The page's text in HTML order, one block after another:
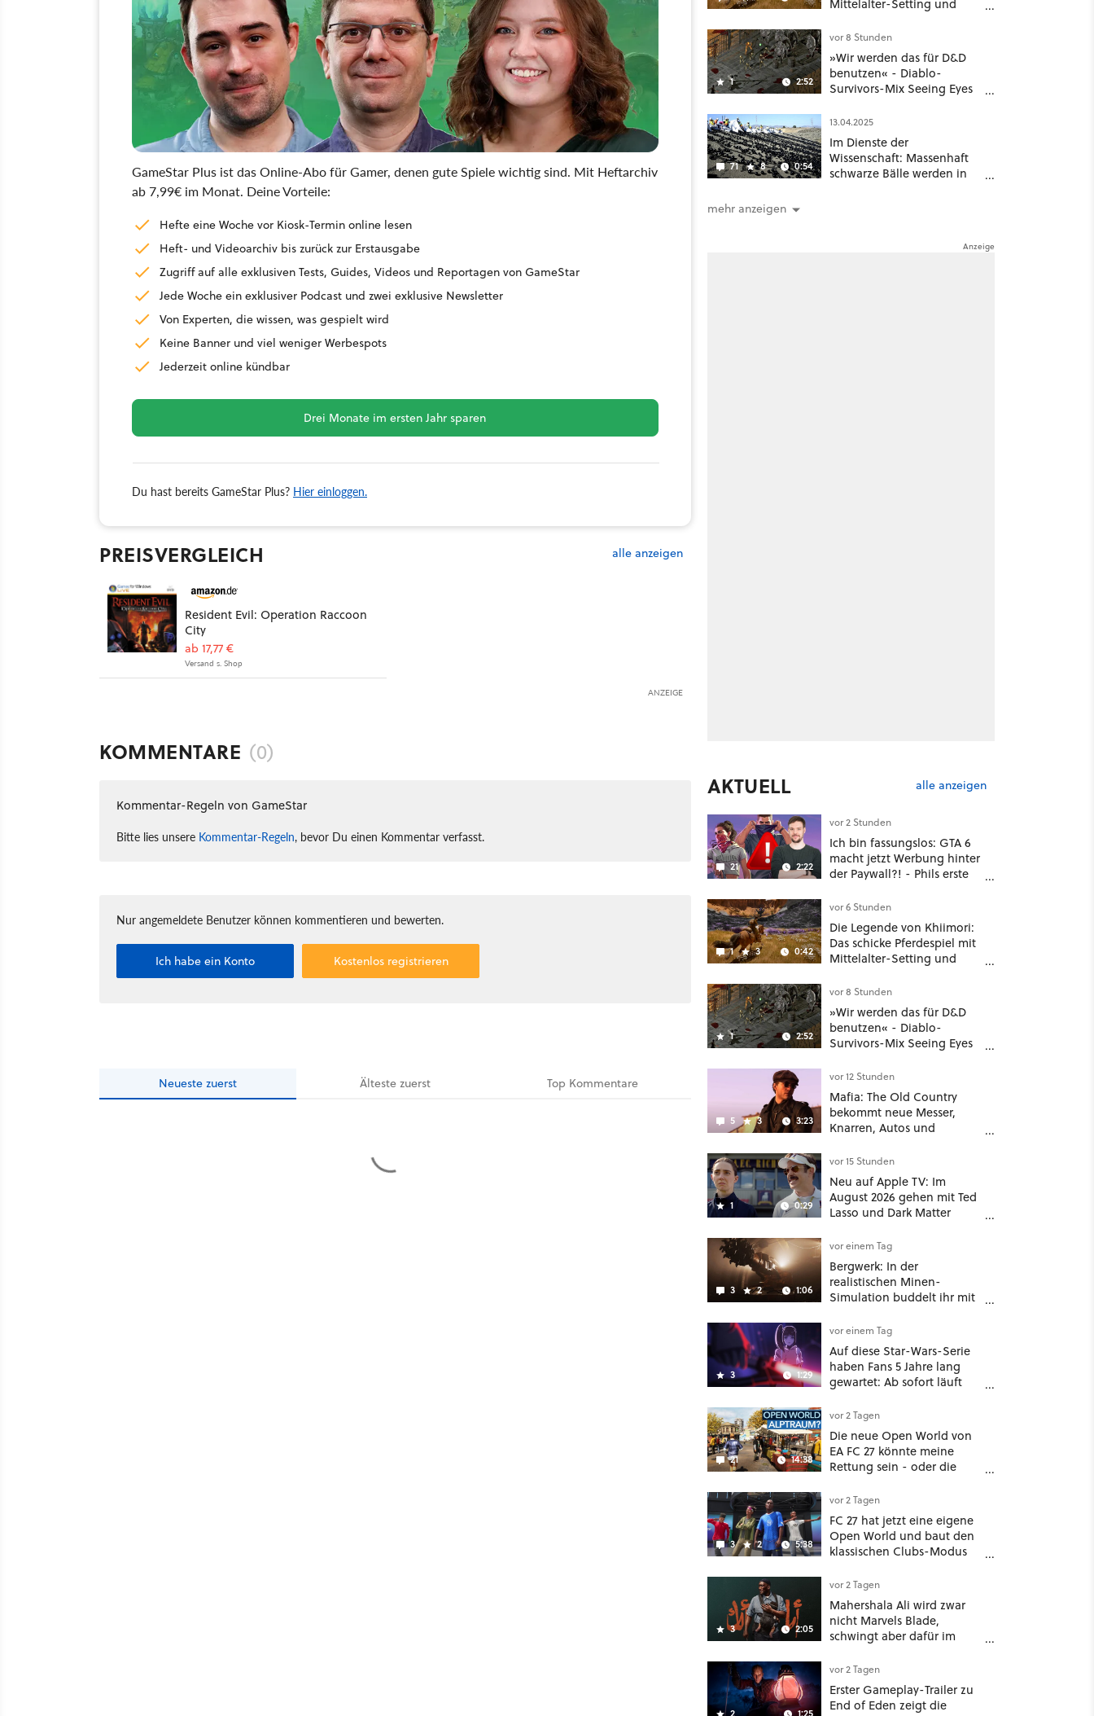
GameStar Plus ist das Online-Abo für Gamer, denen gute Spiele wichtig sind. Mit Heftarchiv
ab 7,99€ im Monat. Deine Vorteile:
Hefte eine Woche vor Kiosk-Termin online lesen
Heft- und Videoarchiv bis zurück zur Erstausgabe
Zugriff auf alle exklusiven Tests, Guides, Videos und Reportagen von GameStar
Jede Woche ein exklusiver Podcast und zwei exklusive Newsletter
Von Experten, die wissen, was gespielt wird
Keine Banner und viel weniger Werbespots
Jederzeit online kündbar
Drei Monate im ersten Jahr sparen
Du hast bereits GameStar Plus? Hier einloggen.
PREISVERGLEICH alle anzeigen
Resident Evil: Operation Raccoon
City
ab 17,77 €
Versand s. Shop
ANZEIGE
KOMMENTARE (0)
Kommentar-Regeln von GameStar
Bitte lies unsere Kommentar-Regeln, bevor Du einen Kommentar verfasst.
Nur angemeldete Benutzer können kommentieren und bewerten.
Ich habe ein Konto Kostenlos registrieren
Neueste zuerst Ältestezuerst Top Kommentare
Mittelalter-Setting und
noch größer und
gefährlicher
1 2:52
vor 8 Stunden
»Wir werden das für D&D
benutzen« - Diablo-
Survivors-Mix Seeing Eyes
nützliches Map-Tool
71 8 0:54
13.04.2025
Im Dienste der
Wissenschaft: Massenhaft
schwarze Bälle werden in
mehr anzeigen
AKTUELL alle anzeigen
21 2:22
vor 2 Stunden
Ich bin fassungslos: GTA 6
macht jetzt Werbung hinter
der Paywall?! - Phils erste
Deal
1 3 0:42
vor 6 Stunden
Die Legende von Khiimori:
Das schicke Pferdespiel mit
Mittelalter-Setting und
noch größer und
gefährlicher
1 2:52
vor 8 Stunden
»Wir werden das für D&D
benutzen« - Diablo-
Survivors-Mix Seeing Eyes
nützliches Map-Tool
5 3 3:23
vor 12 Stunden
Mafia: The Old Country
bekommt neue Messer,
Knarren, Autos und
hat mehr dabei als nur
Story
1 0:29
vor 15 Stunden
Neu auf Apple TV: Im
August 2026 gehen mit Ted
Lasso und Dark Matter
Highlights weiter
3 2 1:06
vor einem Tag
Bergwerk: In der
realistischen Minen-
Simulation buddelt ihr mit
möglichst vorsichtig Kohle
aus
3 1:29
vor einem Tag
Auf diese Star-Wars-Serie
haben Fans 5 Jahre lang
gewartet: Ab sofort läuft
Disney Plus
21 14:38
vor 2 Tagen
Die neue Open World von
EA FC 27 könnte meine
Rettung sein - oder die
3 2 5:38
vor 2 Tagen
FC 27 hat jetzt eine eigene
Open World und baut den
klassischen Clubs-Modus
Spieler-Sandbox aus
3 2:05
vor 2 Tagen
Mahershala Ali wird zwar
nicht Marvels Blade,
schwingt aber dafür im
Mother Your Mother Your
Mother das Schwert
vor 2 Tagen
Erster Gameplay-Trailer zu
End of Eden zeigt die